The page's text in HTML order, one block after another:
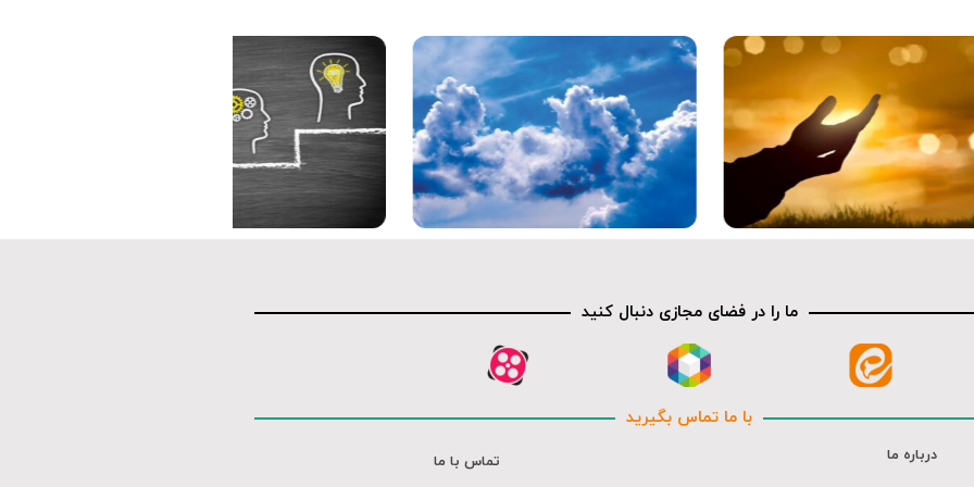
صوت
ما را در فضای مجازی دنبال کنید
با ما تماس بگیرید
درباره ما تماس با ما